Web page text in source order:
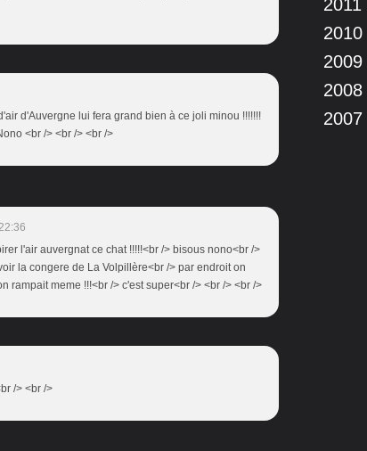
d'Auvergne lui fera grand bien à ce joli minou !!!!!!!
<br /> <br /> <br />
l'air auvergnat ce chat !!!!!<br /> bisous nono<br />
la congere de La Volpillère<br /> par endroit on
rampait meme !!!<br /> c'est super<br /> <br /> <br />
/> <br />
2011
2010
2009
2008
2007